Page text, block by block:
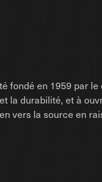
fondé en 1959 par
la durabilité, et à
vers la source en